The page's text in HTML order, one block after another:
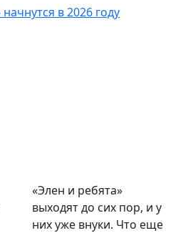
в 2026 году
«Элен и ребята»
выходят до сих пор, и у
них уже внуки. Что еще